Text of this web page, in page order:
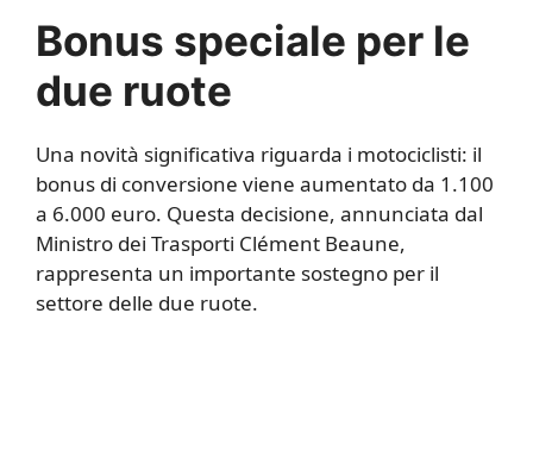
Bonus speciale per le
due ruote
Una novità significativa riguarda i motociclisti: il
bonus di conversione viene aumentato da 1.100
a 6.000 euro. Questa decisione, annunciata dal
Ministro dei Trasporti Clément Beaune,
rappresenta un importante sostegno per il
settore delle due ruote.